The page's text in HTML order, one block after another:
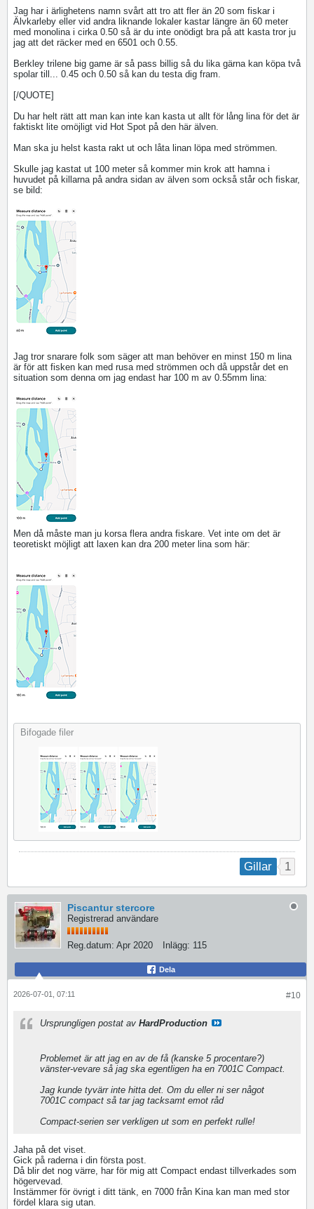
Jag har i ärlighetens namn svårt att tro att fler än 20 som fiskar i
Älvkarleby eller vid andra liknande lokaler kastar längre än 60 meter
med monolina i cirka 0.50 så är du inte onödigt bra på att kasta tror ju
jag att det räcker med en 6501 och 0.55.
Berkley trilene big game är så pass billig så du lika gärna kan köpa två
spolar till... 0.45 och 0.50 så kan du testa dig fram.
[/QUOTE]
Du har helt rätt att man kan inte kan kasta ut allt för lång lina för det är
faktiskt lite omöjligt vid Hot Spot på den här älven.
Man ska ju helst kasta rakt ut och låta linan löpa med strömmen.
Skulle jag kastat ut 100 meter så kommer min krok att hamna i
huvudet på killarna på andra sidan av älven som också står och fiskar,
se bild:
Jag tror snarare folk som säger att man behöver en minst 150 m lina
är för att fisken kan med rusa med strömmen och då uppstår det en
situation som denna om jag endast har 100 m av 0.55mm lina:
Men då måste man ju korsa flera andra fiskare. Vet inte om det är
teoretiskt möjligt att laxen kan dra 200 meter lina som här:
Bifogade filer
Gillar 1
Piscantur stercore
Registrerad användare
Reg.datum: Apr 2020 Inlägg: 115
Dela
#10
2026-07-01, 07:11
Ursprungligen postat av HardProduction
Problemet är att jag en av de få (kanske 5 procentare?)
vänster-vevare så jag ska egentligen ha en 7001C Compact.
Jag kunde tyvärr inte hitta det. Om du eller ni ser något
7001C compact så tar jag tacksamt emot råd
Compact-serien ser verkligen ut som en perfekt rulle!
Jaha på det viset.
Gick på raderna i din första post.
Då blir det nog värre, har för mig att Compact endast tillverkades som
högervevad.
Instämmer för övrigt i ditt tänk, en 7000 från Kina kan man med stor
fördel klara sig utan.